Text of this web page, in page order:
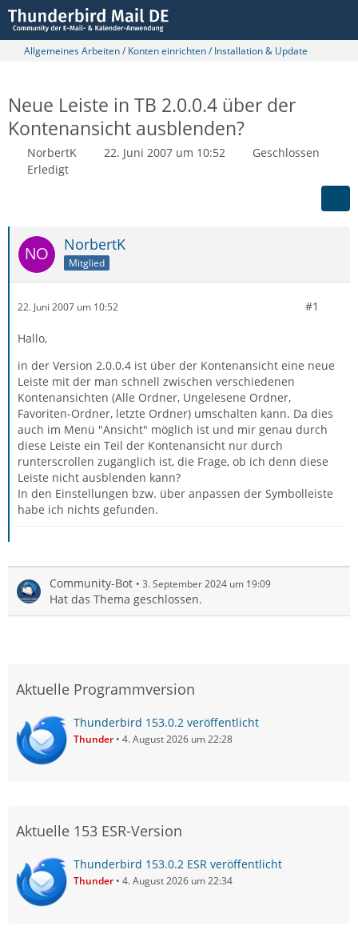
Allgemeines Arbeiten / Konten einrichten / Installation & Update
Neue Leiste in TB 2.0.0.4 über der
Kontenansicht ausblenden?
NorbertK 22. Juni 2007 um 10:52
Geschlossen
Erledigt
NorbertK
Mitglied
22. Juni 2007 um 10:52 #1
Hallo,
in der Version 2.0.0.4 ist über der Kontenansicht eine neue
Leiste mit der man schnell zwischen verschiedenen
Kontenansichten (Alle Ordner, Ungelesene Ordner,
Favoriten-Ordner, letzte Ordner) umschalten kann. Da dies
auch im Menü "Ansicht" möglich ist und mir genau durch
diese Leiste ein Teil der Kontenansicht nur durch
runterscrollen zugänglich ist, die Frage, ob ich denn diese
Leiste nicht ausblenden kann?
In den Einstellungen bzw. über anpassen der Symbolleiste
habe ich nichts gefunden.
Community-Bot 3. September 2024 um 19:09
Hat das Thema geschlossen.
Aktuelle Programmversion
Thunderbird 153.0.2 veröffentlicht
Thunder 4. August 2026 um 22:28
Aktuelle 153 ESR-Version
Thunderbird 153.0.2 ESR veröffentlicht
Thunder 4. August 2026 um 22:34